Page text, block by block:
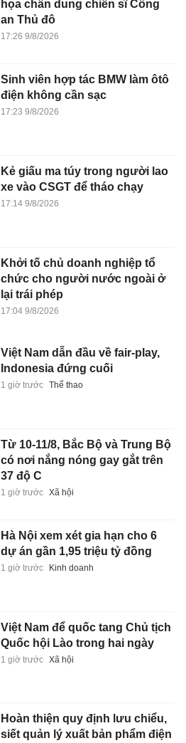
họa chân dung chiến sĩ Công
an Thủ đô
17:26 9/8/2026
Sinh viên hợp tác BMW làm ôtô
điện không cần sạc
17:23 9/8/2026
Kẻ giấu ma túy trong người lao
xe vào CSGT để tháo chạy
17:14 9/8/2026
Khởi tố chủ doanh nghiệp tổ
chức cho người nước ngoài ở
lại trái phép
17:04 9/8/2026
Việt Nam dẫn đầu về fair-play,
Indonesia đứng cuối
1 giờ trước Thể thao
Từ 10-11/8, Bắc Bộ và Trung Bộ
có nơi nắng nóng gay gắt trên
37 độ C
1 giờ trước Xã hội
Hà Nội xem xét gia hạn cho 6
dự án gần 1,95 triệu tỷ đồng
1 giờ trước Kinh doanh
Việt Nam để quốc tang Chủ tịch
Quốc hội Lào trong hai ngày
1 giờ trước Xã hội
Hoàn thiện quy định lưu chiểu,
siết quản lý xuất bản phẩm điện